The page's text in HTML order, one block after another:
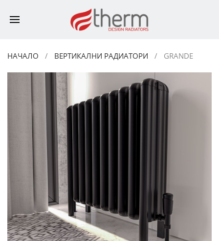
НАЧАЛО ВЕРТИКАЛНИ РАДИАТОРИ GRANDE